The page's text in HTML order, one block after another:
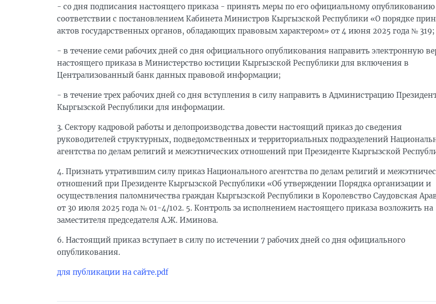
- со дня подписания настоящего приказа - принять меры по его официальному опубликованию
соответствии с постановлением Кабинета Министров Кыргызской Республики «О порядке
актов государственных органов, обладающих правовым характером» от 4 июня 2025 года № 319;
- в течение семи рабочих дней со дня официального опубликования направить электронную
настоящего приказа в Министерство юстиции Кыргызской Республики для включения в
Централизованный банк данных правовой информации;
- в течение трех рабочих дней со дня вступления в силу направить в Администрацию
Кыргызской Республики для информации.
3. Сектору кадровой работы и делопроизводства довести настоящий приказ до сведения
руководителей структурных, подведомственных и территориальных подразделений
агентства по делам религий и межэтнических отношений при Президенте Кыргызской
4. Признать утратившим силу приказ Национального агентства по делам религий и
отношений при Президенте Кыргызской Республики «Об утверждении Порядка организации и
осуществления паломничества граждан Кыргызской Республики в Королевство Саудовская
от 30 июля 2025 года № 01-4/102. 5. Контроль за исполнением настоящего приказа возложить на
заместителя председателя А.Ж. Иминова.
6. Настоящий приказ вступает в силу по истечении 7 рабочих дней со дня официального
опубликования.
для публикации на сайте.pdf